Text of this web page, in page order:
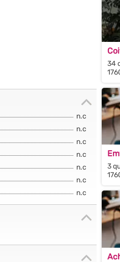
n.c
n.c
n.c
n.c
n.c
n.c
n.c
34
3